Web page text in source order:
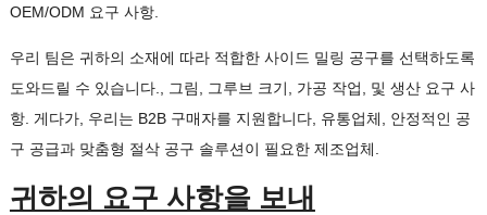
OEM/ODM 요구 사항.
우리 팀은 귀하의 소재에 따라 적합한 사이드 밀링 공구를 선택하도록
도와드릴 수 있습니다., 그림, 그루브 크기, 가공 작업, 및 생산 요구 사
항. 게다가, 우리는 B2B 구매자를 지원합니다, 유통업체, 안정적인 공
구 공급과 맞춤형 절삭 공구 솔루션이 필요한 제조업체.
귀하의 요구 사항을 보내